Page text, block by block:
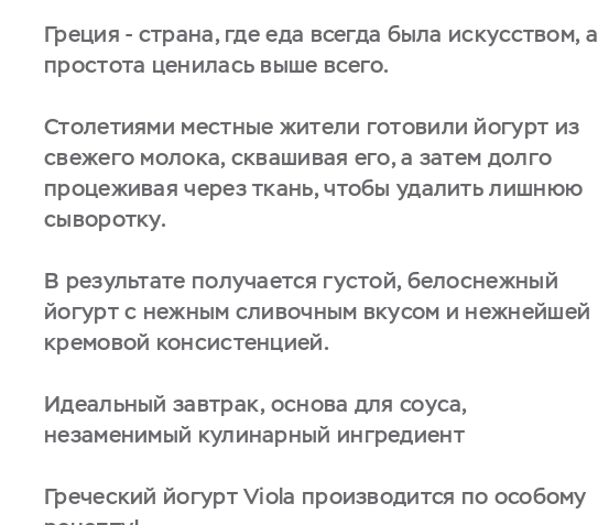
Греция - страна, где еда всегда была искусством, а
простота ценилась выше всего.
Столетиями местные жители готовили йогурт из
свежего молока, сквашивая его, а затем долго
процеживая через ткань, чтобы удалить лишнюю
сыворотку.
В результате получается густой, белоснежный
йогурт с нежным сливочным вкусом и нежнейшей
кремовой консистенцией.
Идеальный завтрак, основа для соуса,
незаменимый кулинарный ингредиент
Греческий йогурт Viola производится по особому